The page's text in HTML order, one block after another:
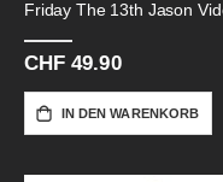
CHF 49.90
IN DEN WARENKORB